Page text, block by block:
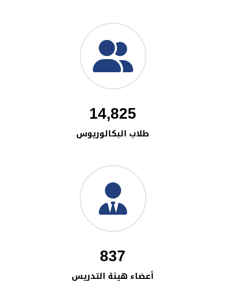
14,825
طلاب البكالوريوس
837
أعضاء هيئة التدريس